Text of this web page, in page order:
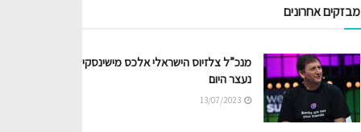
מבזקים אחרונים
מנכ”ל צלזיוס הישראלי אלכס מישינסקי
נעצר היום